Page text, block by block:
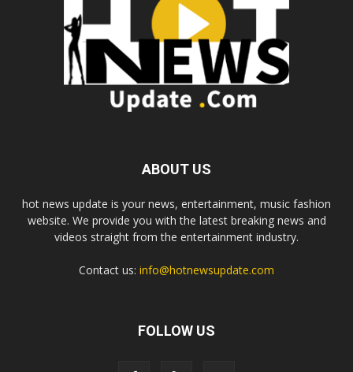
ABOUT US
hot news update is your news, entertainment, music fashion
website. We provide you with the latest breaking news and
videos straight from the entertainment industry.
Contact us: info@hotnewsupdate.com
FOLLOW US